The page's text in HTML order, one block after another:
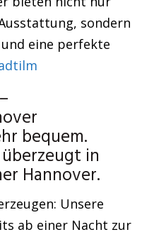
sondern
eine perfekte
bequem.
in
Hannover.
Unsere
ab einer Nacht zur